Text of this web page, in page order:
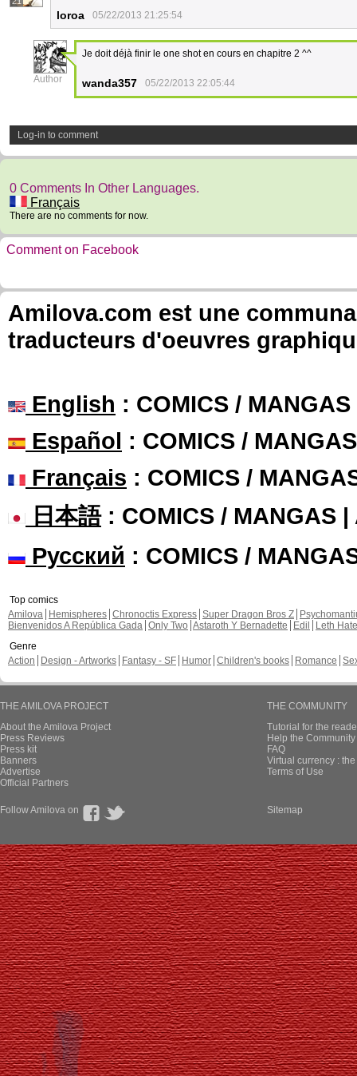
loroa 05/22/2013 21:25:54
4
Author
Je doit déjà finir le one shot en cours en chapitre 2 ^^
wanda357 05/22/2013 22:05:44
Log-in to comment
0 Comments In Other Languages.
Français
There are no comments for now.
Comment on Facebook
Amilova.com est une
traducteurs d'oeuvres
English : COMICS /
Español : COMICS /
Français : COMICS /
日本語: COMICS / MANGAS |
Русский : COMICS /
Top comics
Amilova
Hemispheres Chronoctis Express Super Dragon Bros Z
Bienvenidos A República Gada Only Two Astaroth Y Bernadette Edil
Leth Hate
Genre
Action
Design - Artworks Fantasy - SF Humor Children's books Romance
THE AMILOVA PROJECT
About the Amilova Project
Press Reviews
Press kit
Banners
Advertise
Official Partners
THE COMMUNITY
Tutorial for the
Help the
FAQ
Virtual currency :
Terms of Use
Follow Amilova on Sitemap